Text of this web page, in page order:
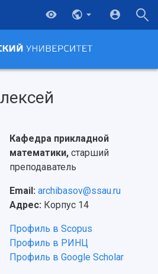
Кафедра прикладной
математики, старший
преподаватель
Email: archibasov@ssau.ru
Адрес: Корпус 14
Профиль в Scopus
Профиль в РИНЦ
Профиль в Google Scholar